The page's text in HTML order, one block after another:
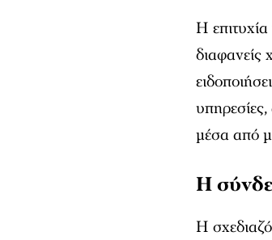
Η
διαφανείς
μέσα από
Η
Η